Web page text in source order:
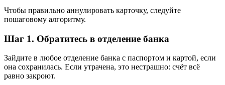
Чтобы правильно аннулировать карточку, следуйте
пошаговому алгоритму.
Шаг 1. Обратитесь в отделение банка
Зайдите в любое отделение банка с паспортом и картой, если
она сохранилась. Если утрачена, это нестрашно: счёт всё
равно закроют.